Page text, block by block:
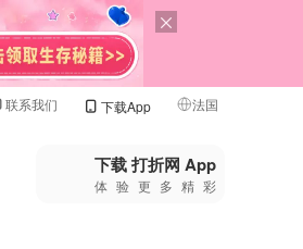
联系我们 下载App 法国
🇺🇸美国
🇨🇳中国
下载 打折网 App
体验更多精彩